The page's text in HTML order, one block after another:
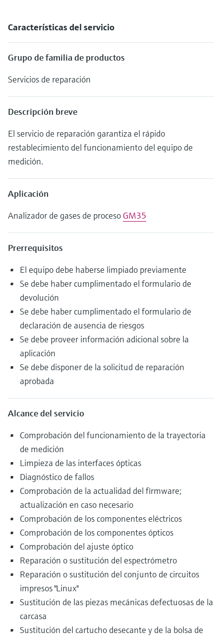
Características del servicio
Grupo de familia de productos
Servicios de reparación
Descripción breve
El servicio de reparación garantiza el rápido
restablecimiento del funcionamiento del equipo de
medición.
Aplicación
Analizador de gases de proceso GM35
Prerrequisitos
El equipo debe haberse limpiado previamente
Se debe haber cumplimentado el formulario de
devolución
Se debe haber cumplimentado el formulario de
declaración de ausencia de riesgos
Se debe proveer información adicional sobre la
aplicación
Se debe disponer de la solicitud de reparación
aprobada
Alcance del servicio
Comprobación del funcionamiento de la trayectoria
de medición
Limpieza de las interfaces ópticas
Diagnóstico de fallos
Comprobación de la actualidad del firmware;
actualización en caso necesario
Comprobación de los componentes eléctricos
Comprobación de los componentes ópticos
Comprobación del ajuste óptico
Reparación o sustitución del espectrómetro
Reparación o sustitución del conjunto de circuitos
impresos "Linux"
Sustitución de las piezas mecánicas defectuosas de la
carcasa
Sustitución del cartucho desecante y de la bolsa de